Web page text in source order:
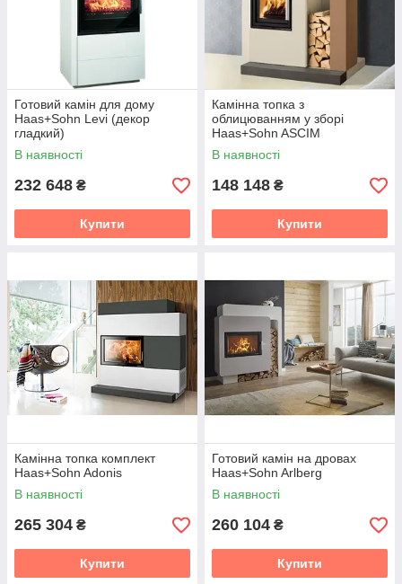
Готовий камін для дому
Haas+Sohn Levi (декор
гладкий)
В наявності
232 648 ₴
Купити
Камінна топка з
облицюванням у зборі
Haas+Sohn ASCIM
В наявності
148 148 ₴
Купити
Камінна топка комплект
Haas+Sohn Adonis
В наявності
265 304 ₴
Купити
Готовий камін на дровах
Haas+Sohn Arlberg
В наявності
260 104 ₴
Купити